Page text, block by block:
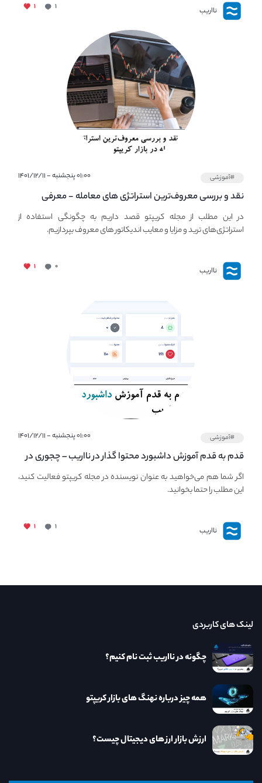
نااریب ۱ ۱
#آموزشی ۰۱:۰۰ پنجشنبه - ۱۴۰۱/۱۲/۱۱
نقد و بررسی معروف‌ترین استراتژی های معامله - معرفی
استراتژی های مهم ترید در بازار کریپتو
در این مطلب از مجله کریپتو قصد داریم به چگونگی استفاده از
استراتژی‌های ترید و مزایا و معایب اندیکاتور های معروف بپردازیم.
نااریب ۰ ۱
#آموزشی ۰۱:۰۰ پنجشنبه - ۱۴۰۱/۱۲/۱۱
قدم به قدم آموزش داشبورد محتوا گذار در نااریب – چجوری در
نااریب محتوا بگذاریم؟
اگر شما هم می‌خواهید به عنوان نویسنده در مجله کریپتو فعالیت کنید،
این مطلب را حتما بخوانید.
نااریب ۱ ۱
لینک های کاربردی
چگونه در نااریب ثبت نام کنیم؟
همه چیز درباره نهنگ های بازار کریپتو
ارزش بازار ارز های دیجیتال چیست؟